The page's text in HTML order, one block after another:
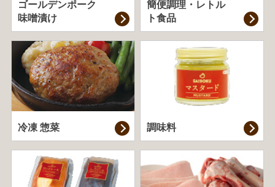
ゴールデンポーク
味噌漬け
簡便調理・ レトル
ト食品
冷凍 惣菜 調味料